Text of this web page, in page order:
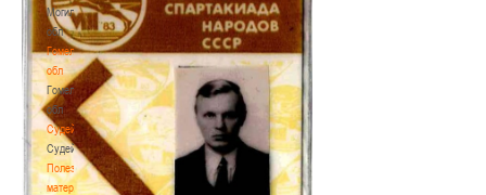
Могилевская
обл
Гомельская
обл
Гомельская
обл
Судейство
Судейство
Полезные
материалы